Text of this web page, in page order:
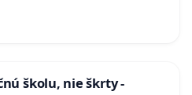
školu, nie škrty -